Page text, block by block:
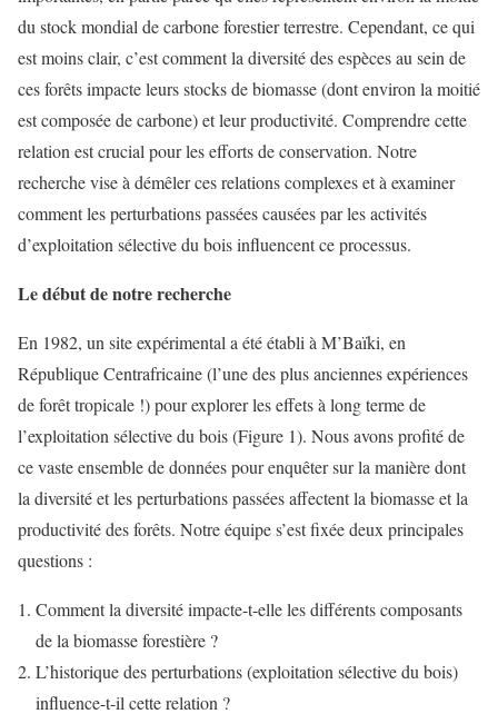
du stock mondial de carbone forestier terrestre. Cependant, ce qui
est moins clair, c’est comment la diversité des espèces au sein de
ces forêts impacte leurs stocks de biomasse (dont environ la moitié
est composée de carbone) et leur productivité. Comprendre cette
relation est crucial pour les efforts de conservation. Notre
recherche vise à démêler ces relations complexes et à examiner
comment les perturbations passées causées par les activités
d’exploitation sélective du bois influencent ce processus.
Le début de notre recherche
En 1982, un site expérimental a été établi à M’Baïki, en
République Centrafricaine (l’une des plus anciennes expériences
de forêt tropicale !) pour explorer les effets à long terme de
l’exploitation sélective du bois (Figure 1). Nous avons profité de
ce vaste ensemble de données pour enquêter sur la manière dont
la diversité et les perturbations passées affectent la biomasse et la
productivité des forêts. Notre équipe s’est fixée deux principales
questions :
Comment la diversité impacte-t-elle les différents composants
de la biomasse forestière ?
L’historique des perturbations (exploitation sélective du bois)
influence-t-il cette relation ?